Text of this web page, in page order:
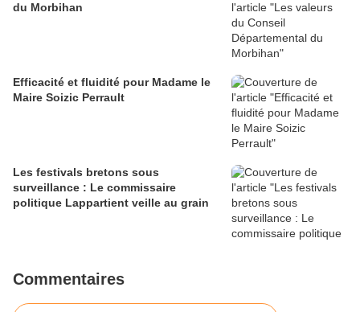
du Morbihan
Efficacité et fluidité pour Madame le
Maire Soizic Perrault
Les festivals bretons sous
surveillance : Le commissaire
politique Lappartient veille au grain
Commentaires